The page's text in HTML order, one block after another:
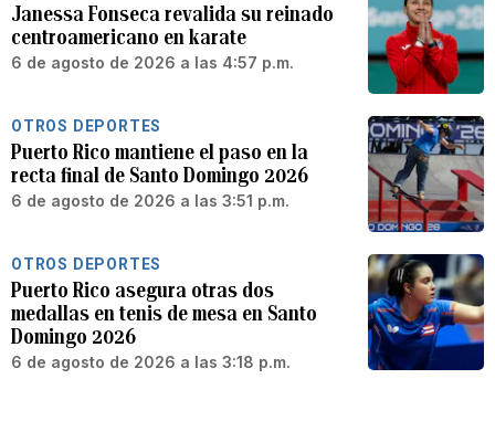
Janessa Fonseca revalida su reinado
centroamericano en karate
6 de agosto de 2026 a las 4:57 p.m.
OTROS DEPORTES
Puerto Rico mantiene el paso en la
recta final de Santo Domingo 2026
6 de agosto de 2026 a las 3:51 p.m.
OTROS DEPORTES
Puerto Rico asegura otras dos
medallas en tenis de mesa en Santo
Domingo 2026
6 de agosto de 2026 a las 3:18 p.m.